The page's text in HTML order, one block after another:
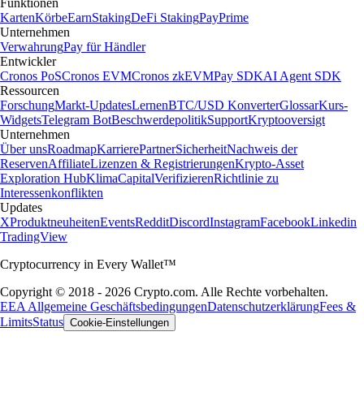
Funktionen
KartenKörbeEarnStakingDeFi StakingPayPrime
Unternehmen
VerwahrungPay für Händler
Entwickler
Cronos PoSCronos EVMCronos zkEVMPay SDKAI Agent SDK
Ressourcen
ForschungMarkt-UpdatesLernenBTC/USD KonverterGlossarKurs-
WidgetsTelegram BotBeschwerdepolitikSupportKryptooversigt
Unternehmen
Über unsRoadmapKarrierePartnerSicherheitNachweis der
ReservenAffiliateLizenzen & RegistrierungenKrypto-Asset
Exploration HubKlimaCapitalVerifizierenRichtlinie zu
Interessenkonflikten
Updates
XProduktneuheitenEventsRedditDiscordInstagramFacebookLinkedin
TradingView
Cryptocurrency in Every Wallet™
Copyright © 2018 - 2026 Crypto.com. Alle Rechte vorbehalten.
EEA Allgemeine GeschäftsbedingungenDatenschutzerklärungFees &
LimitsStatus Cookie-Einstellungen